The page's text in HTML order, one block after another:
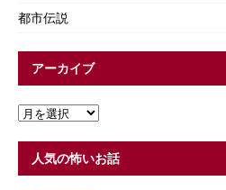
都市伝説
アーカイブ
人気の怖いお話